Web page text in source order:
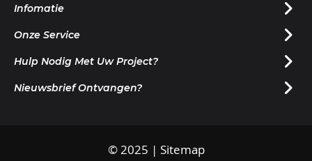
Infomatie
Onze Service
Hulp Nodig Met Uw Project?
Nieuwsbrief Ontvangen?
© 2025 | Sitemap